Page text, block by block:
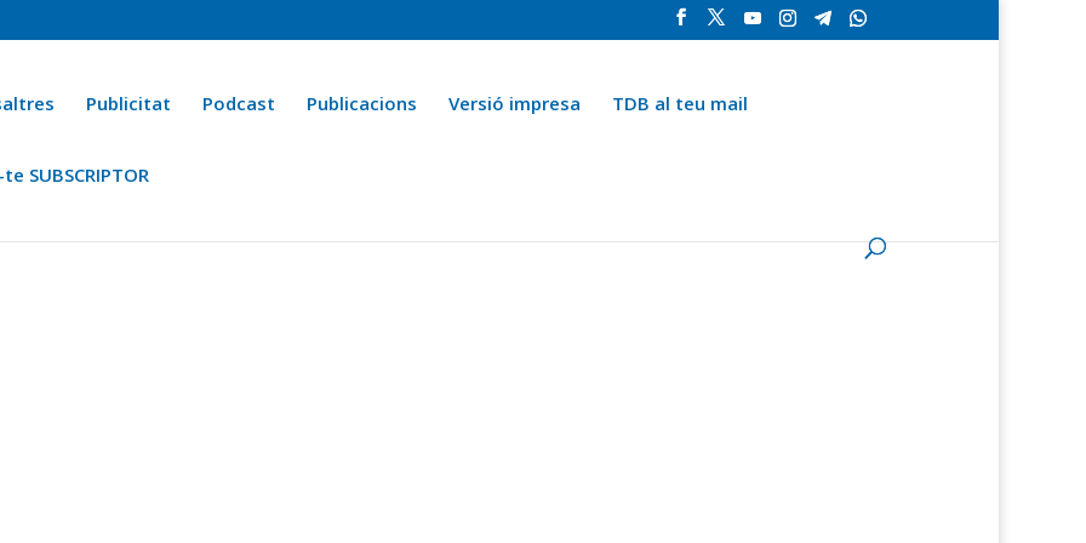
Publicitat Podcast Publicacions Versió impresa TDB al teu mail
SUBSCRIPTOR
Ara fa 25 anys